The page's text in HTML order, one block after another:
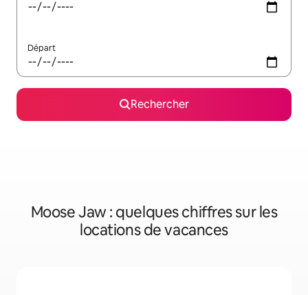
Départ
Rechercher
Moose Jaw : quelques chiffres sur les
locations de vacances